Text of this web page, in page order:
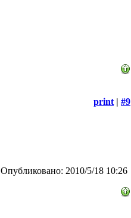
print | #9
Опубликовано: 2010/5/18 10:26